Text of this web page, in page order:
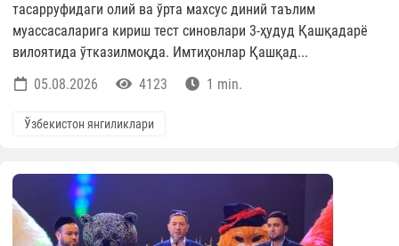
тасарруфидаги олий ва ўрта махсус диний таълим
муассасаларига кириш тест синовлари 3-ҳудуд Қашқадарё
вилоятида ўтказилмоқда. Имтиҳонлар Қашқад...
05.08.2026
4123 1 min.
Ўзбекистон янгиликлари